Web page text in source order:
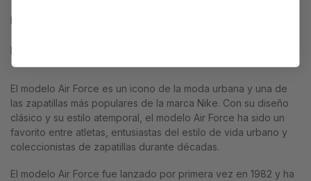
Descripción
Información adicional
El modelo Air Force es un icono de la moda urbana y una de
las zapatillas más populares de la marca Nike. Con su diseño
clásico y su estilo atemporal, el modelo Air Force ha sido un
favorito entre atletas, entusiastas del estilo de vida urbano y
coleccionistas de zapatillas durante décadas.
El modelo Air Force fue lanzado por primera vez en 1982 y ha